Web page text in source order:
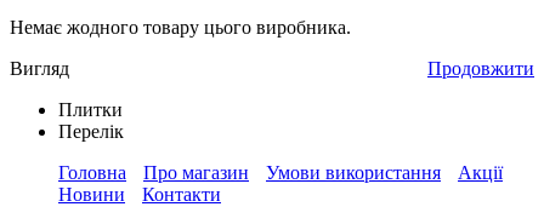
Немає жодного товару цього виробника.
Продовжити
Вигляд
Плитки
Перелік
Головна
Про магазин Умови використання
Акції
Новини
Контакти